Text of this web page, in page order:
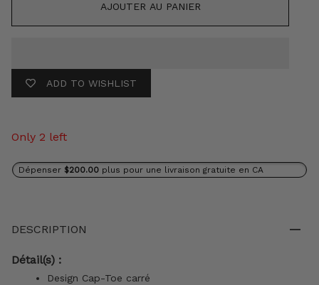
AJOUTER AU PANIER
ADD TO WISHLIST
Only 2 left
Dépenser $200.00 plus pour une livraison gratuite en CA
DESCRIPTION
Détail(s) :
Design Cap-Toe carré